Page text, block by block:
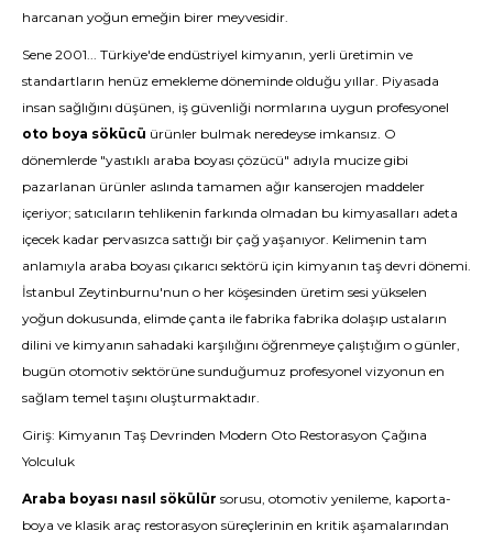
harcanan yoğun emeğin birer meyvesidir.
Sene 2001... Türkiye'de endüstriyel kimyanın, yerli üretimin ve
standartların henüz emekleme döneminde olduğu yıllar. Piyasada
insan sağlığını düşünen, iş güvenliği normlarına uygun profesyonel
oto boya sökücü ürünler bulmak neredeyse imkansız. O
dönemlerde "yastıklı araba boyası çözücü" adıyla mucize gibi
pazarlanan ürünler aslında tamamen ağır kanserojen maddeler
içeriyor; satıcıların tehlikenin farkında olmadan bu kimyasalları adeta
içecek kadar pervasızca sattığı bir çağ yaşanıyor. Kelimenin tam
anlamıyla araba boyası çıkarıcı sektörü için kimyanın taş devri dönemi.
İstanbul Zeytinburnu'nun o her köşesinden üretim sesi yükselen
yoğun dokusunda, elimde çanta ile fabrika fabrika dolaşıp ustaların
dilini ve kimyanın sahadaki karşılığını öğrenmeye çalıştığım o günler,
bugün otomotiv sektörüne sunduğumuz profesyonel vizyonun en
sağlam temel taşını oluşturmaktadır.
Giriş: Kimyanın Taş Devrinden Modern Oto Restorasyon Çağına
Yolculuk
Araba boyası nasıl sökülür sorusu, otomotiv yenileme, kaporta-
boya ve klasik araç restorasyon süreçlerinin en kritik aşamalarından